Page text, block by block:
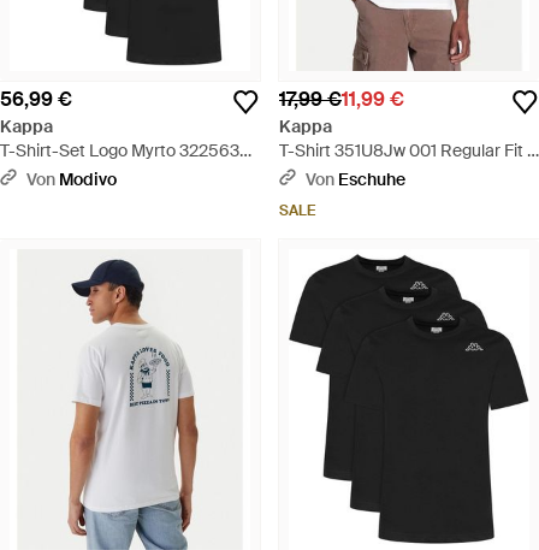
56,99 €
Kappa
T-Shirt-Set Logo Myrto 322563W
Regular Fit - Schwarz
Von Modivo
17,99 €11,99 €
Kappa
T-Shirt 351U8Jw 001 Regular Fit -
WeißVon Eschuhe
SALE